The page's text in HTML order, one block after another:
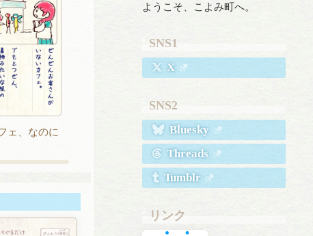
ェ、なのに
ようこそ、こよみ町へ。
SNS1
X
SNS2
Bluesky
Threads
Tumblr
リンク